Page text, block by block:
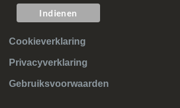
Cookieverklaring
Privacyverklaring
Gebruiksvoorwaarden